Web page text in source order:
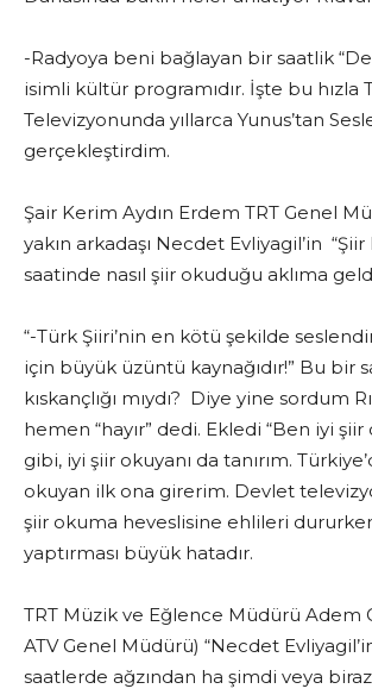
-Radyoya beni bağlayan bir saatlik
isimli kültür programıdır. İşte bu hızla
Televizyonunda yıllarca Yunus’tan
gerçekleştirdim.
Şair Kerim Aydın Erdem TRT Genel
yakın arkadaşı Necdet Evliyagil’in “Şiir
saatinde nasıl şiir okuduğu aklıma
“-Türk Şiiri’nin en kötü şekilde
için büyük üzüntü kaynağıdır!” Bu bir
kıskançlığı mıydı? Diye yine sordum
hemen “hayır” dedi. Ekledi “Ben iyi
gibi, iyi şiir okuyanı da tanırım.
okuyan ilk ona girerim. Devlet
şiir okuma heveslisine ehlileri
yaptırması büyük hatadır.
TRT Müzik ve Eğlence Müdürü Adem
ATV Genel Müdürü) “Necdet
saatlerde ağzından ha şimdi veya